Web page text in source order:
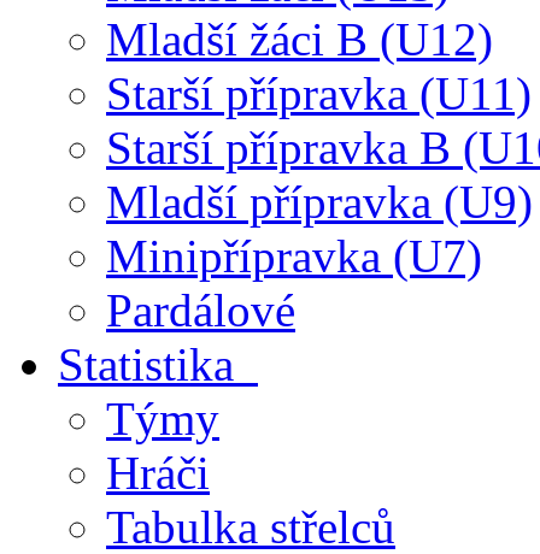
Mladší žáci B (U12)
Starší přípravka (U11)
Starší přípravka B
Mladší přípravka (U9)
Minipřípravka (U7)
Pardálové
Statistika
Týmy
Hráči
Tabulka střelců